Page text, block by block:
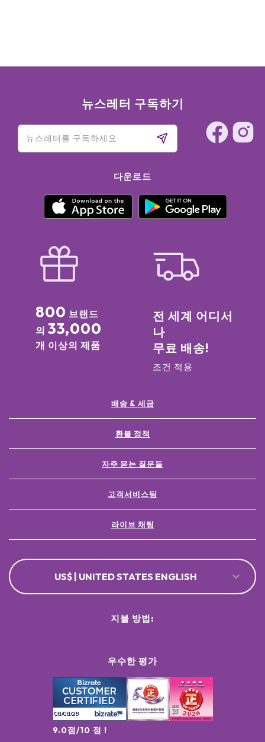
뉴스레터 구독하기
다운로드
800 브랜드
의 33,000
개 이상의 제품
전 세계 어디서
나
무료 배송!
조건 적용
배송 & 세금
환불 정책
자주 묻는 질문들
고객서비스팀
라이브 채팅
US$ | UNITED STATES ENGLISH
우수한 평가
9.0점/10 점 !
지불 방법: